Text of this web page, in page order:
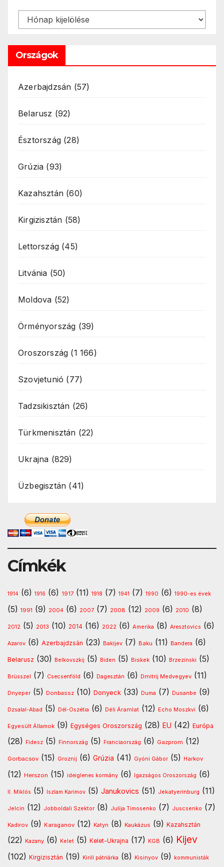
Archívum
Országok
Azerbajdzsán (57)
Belarusz (92)
Észtország (28)
Grúzia (93)
Kazahsztán (60)
Kirgizisztán (58)
Lettország (45)
Litvánia (50)
Moldova (52)
Örményország (39)
Oroszország (1 166)
Szovjetunió (77)
Tadzsikisztán (26)
Türkmenisztán (22)
Ukrajna (829)
Üzbegisztán (41)
Címkék
1914 (6) 1916 (6) 1917 (11) 1918 (7) 1941 (7) 1990 (6) 1990-es évek
(5) 1991 (9) 2004 (6) 2007 (7) 2008 (12) 2009 (6) 2010 (8)
2012 (5) 2013 (10) 2014 (16) 2022 (6) Amerika (8) Aresztovics (6)
Azarov (6) Azerbajdzsán (23) Bakijev (7) Baku (11) Bandera (6)
Belarusz (30) Belkovszkij (5) Biden (5) Biskek (10) Brzezinski (5)
Brüsszel (7) Csecsenföld (6) Dagesztán (6) Dmitrij Medvegyev (11)
Dnyeper (5) Donbassz (10) Donyeck (33) Duma (7) Dusanbe (9)
Dzsalal-Abad (5) Dél-Oszétia (6) Déli Áramlat (12) Echo Moszkvi (6)
Egyesült Államok (9) Egységes Oroszország (28) EU (42) Európa
(28) Fidesz (5) Finnország (5) Franciaország (6) Gazprom (12)
Gorbacsov (15) Groznij (6) Grúzia (41) Gyóni Gábor (5) Harkov
(12) Herszon (15) ideiglenes kormány (6) Igazságos Oroszország (6)
II. Miklós (5) Iszlam Karimov (5) Janukovics (51) Jekatyerinburg (11)
Jelcin (12) Jobboldali Szektor (8) Julija Timosenko (7) Juscsenko (7)
Kadirov (9) Karaganov (12) Katyn (8) Kaukázus (9) Kazahsztán
(22) Kazany (6) Kelet (5) Kelet-Ukrajna (17) KGB (6) Kijev
(102) Kirgizisztán (19) Kirill pátriárka (8) Kisinyov (9) kommunisták